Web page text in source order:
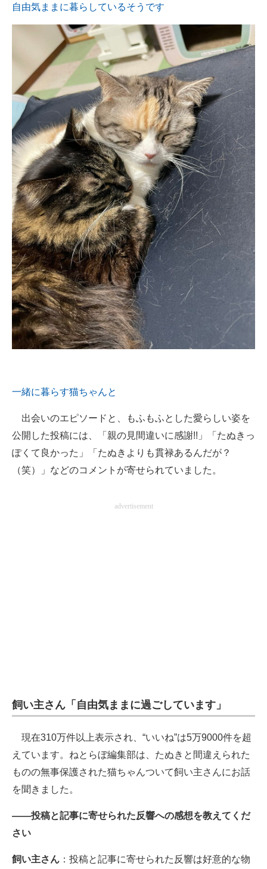
自由気ままに暮らしているそうです
一緒に暮らす猫ちゃんと
出会いのエピソードと、もふもふとした愛らしい姿を
公開した投稿には、「親の見間違いに感謝!!」「たぬきっ
ぽくて良かった」「たぬきよりも貫禄あるんだが？
（笑）」などのコメントが寄せられていました。
advertisement
飼い主さん「自由気ままに過ごしています」
現在310万件以上表示され、“いいね”は5万9000件を超
えています。ねとらぼ編集部は、たぬきと間違えられた
ものの無事保護された猫ちゃんついて飼い主さんにお話
を聞きました。
――投稿と記事に寄せられた反響への感想を教えてくだ
さい
飼い主さん ：投稿と記事に寄せられた反響は好意的な物